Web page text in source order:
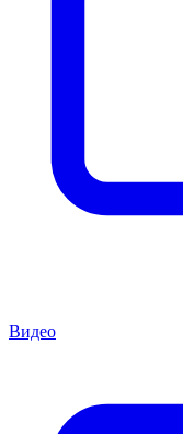
Видео